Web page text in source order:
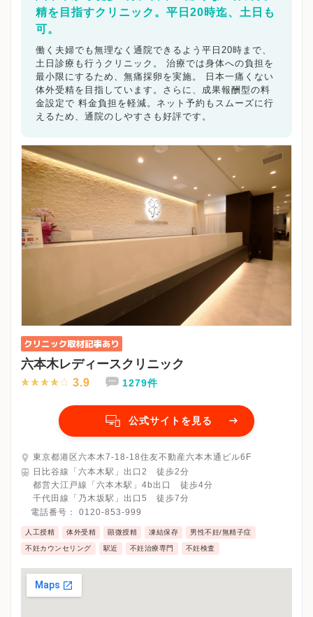
精を目指すクリニック。平日20時迄、土日も
可。
働く夫婦でも無理なく通院できるよう平日20時まで、
土日診療も行うクリニック。 治療では身体への負担を
最小限にするため、無痛採卵を実施。 日本一痛くない
体外受精を目指しています。さらに、成果報酬型の料
金設定で 料金負担を軽減。ネット予約もスムーズに行
えるため、通院のしやすさも好評です。
六本木レディースクリニック
3.9 1279件
公式サイトを見る
東京都港区六本木7-18-18住友不動産六本木通ビル6F
日比谷線「六本木駅」出口2 徒歩2分
都営大江戸線「六本木駅」4b出口 徒歩4分
千代田線「乃木坂駅」出口5 徒歩7分
電話番号： 0120-853-999
人工授精 体外受精 顕微授精 凍結保存 男性不妊/無精子症
不妊カウンセリング 駅近 不妊治療専門 不妊検査